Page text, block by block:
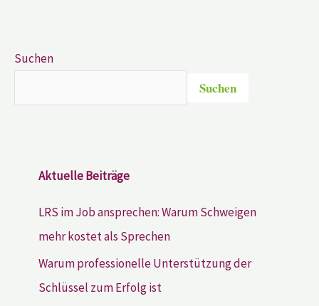
Suchen
Suchen
Aktuelle Beiträge
LRS im Job ansprechen: Warum Schweigen
mehr kostet als Sprechen
Warum professionelle Unterstützung der
Schlüssel zum Erfolg ist